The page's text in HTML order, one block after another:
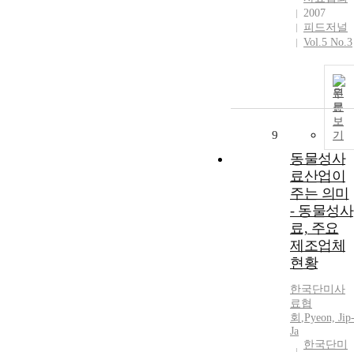
2007
피드저널
Vol.5 No.3
원
문
보
기
9
동물성사
료산업이
주는 의미
- 동물성사
료, 주요
제조업체
현황
한국단미사
료협
회 ,Pyeon, Jip-
Ja
한국단미